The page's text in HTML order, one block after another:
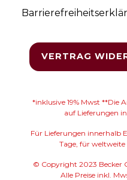
VERTRAG
*inklusive 19% Mwst **Die
auf Lieferungen
Für Lieferungen innerhalb
Tage, für weltweite
© Copyright 2023 Becker
Alle Preise inkl.